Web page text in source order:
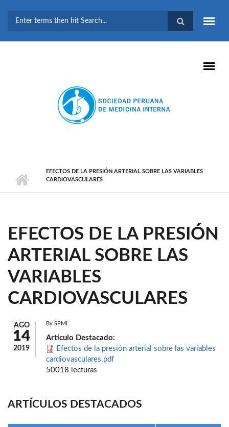
BÚSQUEDA
EFECTOS DE LA PRESIÓN ARTERIAL SOBRE LAS VARIABLES
CARDIOVASCULARES
EFECTOS DE LA PRESIÓN
ARTERIAL SOBRE LAS
VARIABLES
CARDIOVASCULARES
AGO
14
2019
By SPMI
Artículo Destacado:
Efectos de la presión arterial sobre las variables
cardiovasculares.pdf
50018 lecturas
ARTÍCULOS DESTACADOS